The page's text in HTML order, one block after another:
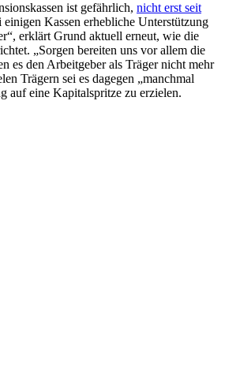
ist gefährlich, nicht erst seit
einigen Kassen erhebliche Unterstützung
erklärt Grund aktuell erneut, wie die
„Sorgen bereiten uns vor allem die
es den Arbeitgeber als Träger nicht mehr
Trägern sei es dagegen „manchmal
auf eine Kapitalspritze zu erzielen.